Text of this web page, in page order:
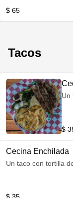
$ 65
Tacos
Un
$
Cecina Enchilada
Un taco con tortilla